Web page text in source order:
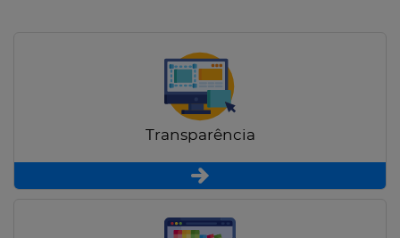
Transparência